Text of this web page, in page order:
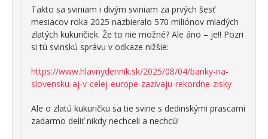
Takto sa sviniam i divým sviniam za prvých šesť
mesiacov roka 2025 nazbieralo 570 miliónov mladých
zlatých kukuričiek. Že to nie možné? Ale áno – je!! Pozri
si tú svinskú správu v odkaze nižšie:
https://www.hlavnydennik.sk/2025/08/04/banky-na-
slovensku-aj-v-celej-europe-zazivaju-rekordne-zisky
Ale o zlatú kukuričku sa tie svine s dedinskými prascami
zadarmo deliť nikdy nechceli a nechcú!